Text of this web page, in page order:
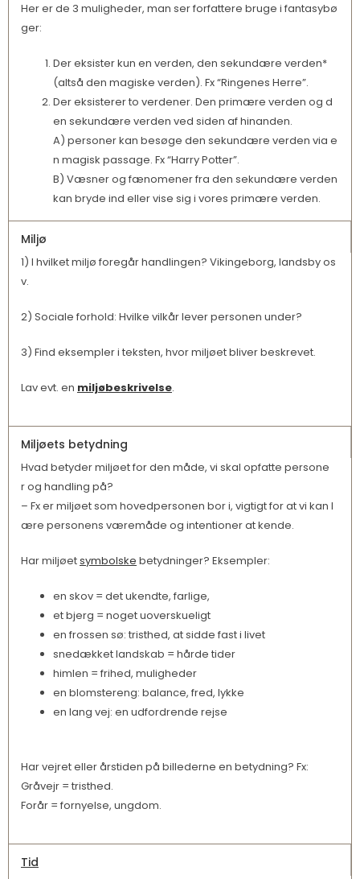
Her er de 3 muligheder, man ser forfattere bruge i fantasybø
ger:
Der eksister kun en verden, den sekundære verden*
(altså den magiske verden). Fx “Ringenes Herre”.
Der eksisterer to verdener. Den primære verden og d
en sekundære verden ved siden af hinanden.
A) personer kan besøge den sekundære verden via e
n magisk passage. Fx “Harry Potter”.
B) Væsner og fænomener fra den sekundære verden
kan bryde ind eller vise sig i vores primære verden.
Miljø
1) I hvilket miljø foregår handlingen? Vikingeborg, landsby os
v.
2) Sociale forhold: Hvilke vilkår lever personen under?
3) Find eksempler i teksten, hvor miljøet bliver beskrevet.
Lav evt. en miljøbeskrivelse.
Miljøets betydning
Hvad betyder miljøet for den måde, vi skal opfatte persone
r og handling på?
– Fx er miljøet som hovedpersonen bor i, vigtigt for at vi kan l
ære personens væremåde og intentioner at kende.
Har miljøetsymbolske betydninger? Eksempler:
en skov = det ukendte, farlige,
et bjerg = noget uoverskueligt
en frossen sø: tristhed, at sidde fast i livet
snedækket landskab = hårde tider
himlen = frihed, muligheder
en blomstereng: balance, fred, lykke
en lang vej: en udfordrende rejse
Har vejret eller årstiden på billederne en betydning? Fx:
Gråvejr = tristhed.
Forår = fornyelse, ungdom.
Tid